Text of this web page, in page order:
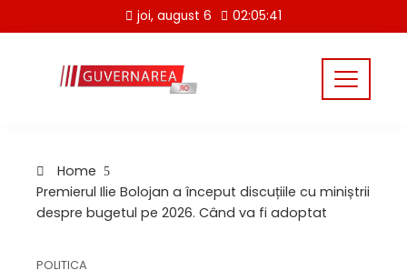
to
joi, august 6 02:05:41
Home
Premierul Ilie Bolojan a început discuțiile cu miniștrii
despre bugetul pe 2026. Când va fi adoptat
POLITICA